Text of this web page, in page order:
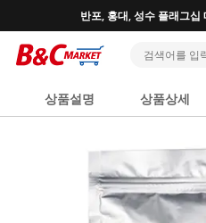
반포, 홍대, 성수 플래그
상품설명 상품상세